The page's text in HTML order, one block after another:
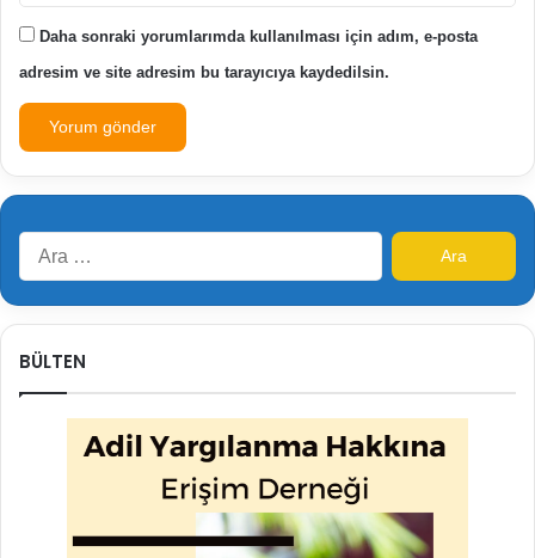
Daha sonraki yorumlarımda kullanılması için adım, e-posta
adresim ve site adresim bu tarayıcıya kaydedilsin.
Arama:
BÜLTEN